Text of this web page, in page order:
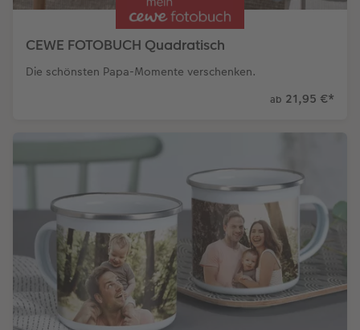
CEWE FOTOBUCH Quadratisch
Die schönsten Papa-Momente verschenken.
ab 21,95 €*